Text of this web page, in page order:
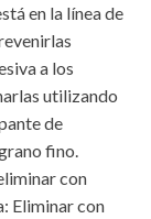
en la línea de
a los
utilizando
de
fino.
con
Eliminar con